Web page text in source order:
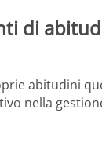
di
abitudini
nella